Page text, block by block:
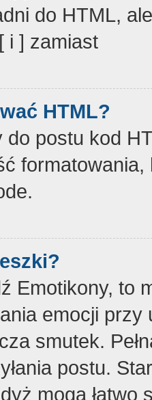
do HTML,
i ] zamiast
HTML?
do postu kod
Emotikony, to
emocji
smutek.
postu.
mogą